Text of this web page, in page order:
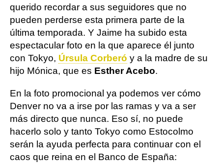
querido recordar a sus seguidores que no
pueden perderse esta primera parte de la
última temporada. Y Jaime ha subido esta
espectacular foto en la que aparece él junto
con Tokyo, Úrsula Corberó y a la madre de su
hijo Mónica, que es Esther Acebo.
En la foto promocional ya podemos ver cómo
Denver no va a irse por las ramas y va a ser
más directo que nunca. Eso sí, no puede
hacerlo solo y tanto Tokyo como Estocolmo
serán la ayuda perfecta para continuar con el
caos que reina en el Banco de España: